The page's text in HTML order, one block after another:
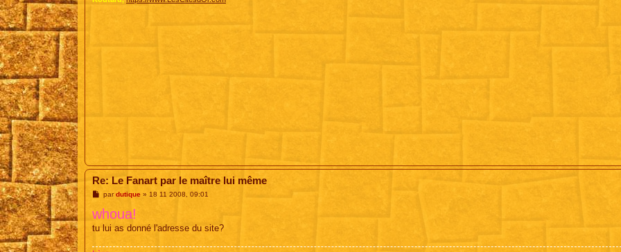
Re: Le Fanart par le maître lui même
M
s
s
a
pardutique» 18 11 2008, 09:01
whoua!
tu lui as donné l'adresse du site?